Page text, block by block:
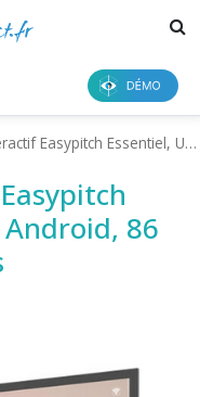
Ecran interactif Easypitch Essentiel, UHD 4K, Android, 86 pouces
Android, 86